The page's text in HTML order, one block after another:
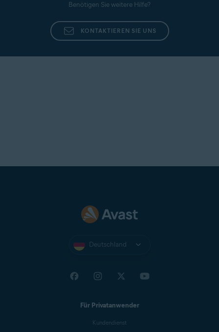
Benötigen Sie weitere Hilfe?
KONTAKTIEREN SIE UNS
Deutschland
Für Privatanwender
Kundendienst